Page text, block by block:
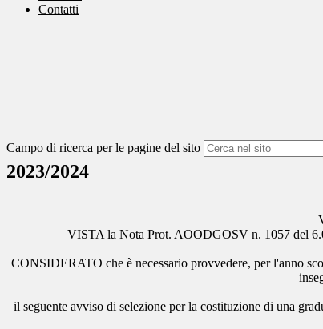
Contatti
Campo di ricerca per le pagine del sito
2023/2024
VISTA la Nota Prot. AOODGOSV n. 1057 del
CONSIDERATO che è necessario provvedere, per l'anno
il seguente avviso di selezione per la costituzione di una